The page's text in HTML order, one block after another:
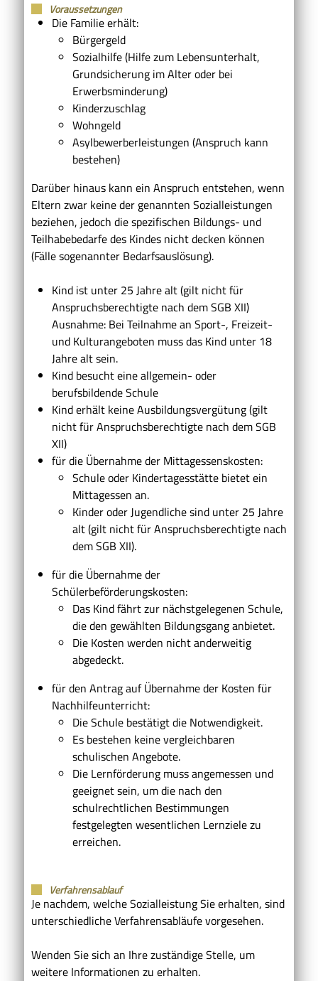
Voraussetzungen
Die Familie erhält:
Bürgergeld
Sozialhilfe (Hilfe zum Lebensunterhalt,
Grundsicherung im Alter oder bei
Erwerbsminderung)
Kinderzuschlag
Wohngeld
Asylbewerberleistungen (Anspruch kann
bestehen)
Darüber hinaus kann ein Anspruch entstehen, wenn
Eltern zwar keine der genannten Sozialleistungen
beziehen, jedoch die spezifischen Bildungs- und
Teilhabebedarfe des Kindes nicht decken können
(Fälle sogenannter Bedarfsauslösung).
Kind ist unter 25 Jahre alt (gilt nicht für
Anspruchsberechtigte nach dem SGB XII)
Ausnahme: Bei Teilnahme an Sport-, Freizeit-
und Kulturangeboten muss das Kind unter 18
Jahre alt sein.
Kind besucht eine allgemein- oder
berufsbildende Schule
Kind erhält keine Ausbildungsvergütung(gilt
nicht für Anspruchsberechtigte nach dem SGB
XII)
für die Übernahme der Mittagessenskosten:
Schule oder Kindertagesstätte bietet ein
Mittagessen an.
Kinder oder Jugendliche sind unter 25 Jahre
alt(gilt nicht für Anspruchsberechtigte nach
dem SGB XII).
für die Übernahme der
Schülerbeförderungskosten:
Das Kind fährt zur nächstgelegenen Schule,
die den gewählten Bildungsgang anbietet.
Die Kosten werden nicht anderweitig
abgedeckt.
für den Antrag auf Übernahme der Kosten für
Nachhilfeunterricht:
Die Schule bestätigt die Notwendigkeit.
Es bestehen keine vergleichbaren
schulischen Angebote.
Die Lernförderung muss angemessen und
geeignet sein, um die nach den
schulrechtlichen Bestimmungen
festgelegten wesentlichen Lernziele zu
erreichen.
Verfahrensablauf
Je nachdem, welche Sozialleistung Sie erhalten, sind
unterschiedliche Verfahrensabläufe vorgesehen.
Wenden Sie sich an Ihre zuständige Stelle, um
weitere Informationen zu erhalten.